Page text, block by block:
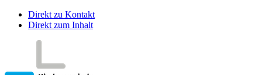
Direkt zu Kontakt
Direkt zum Inhalt